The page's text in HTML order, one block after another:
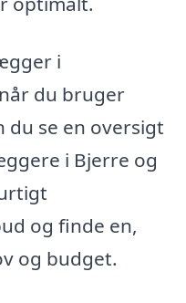
i
du bruger
du se en oversigt
i Bjerre og
og finde en,
og budget.